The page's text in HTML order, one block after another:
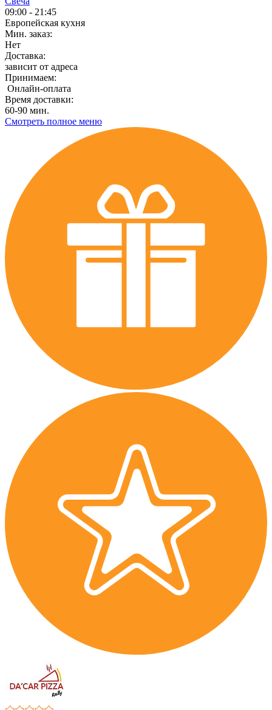
09:00 - 21:45
Европейская кухня
Мин. заказ:
Нет
Доставка:
зависит от адреса
Принимаем:
Онлайн-оплата
Время доставки:
60-90 мин.
Смотреть полное меню